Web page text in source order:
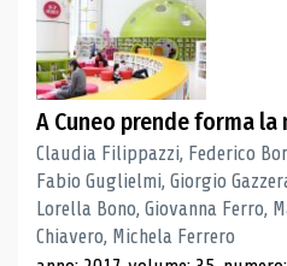
A Cuneo prende forma
Claudia Filippazzi, Federico
Fabio Guglielmi, Giorgio
Lorella Bono, Giovanna Ferro,
Chiavero, Michela Ferrero